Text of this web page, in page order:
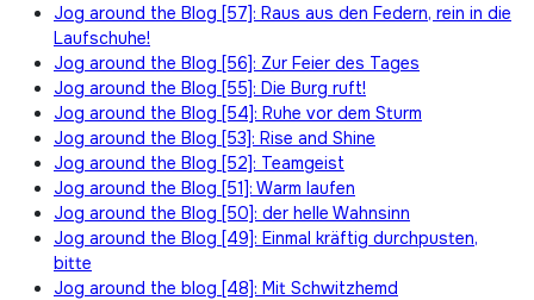
Jog around the Blog [57]: Raus aus den Federn, rein in die
Laufschuhe!
Jog around the Blog [56]: Zur Feier des Tages
Jog around the Blog [55]: Die Burg ruft!
Jog around the Blog [54]: Ruhe vor dem Sturm
Jog around the Blog [53]: Rise and Shine
Jog around the Blog [52]: Teamgeist
Jog around the Blog [51]: Warm laufen
Jog around the Blog [50]: der helle Wahnsinn
Jog around the Blog [49]: Einmal kräftig durchpusten,
bitte
Jog around the blog [48]: Mit Schwitzhemd